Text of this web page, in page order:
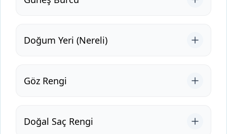
Doğum Yeri (Nereli)
Göz Rengi
Doğal Saç Rengi